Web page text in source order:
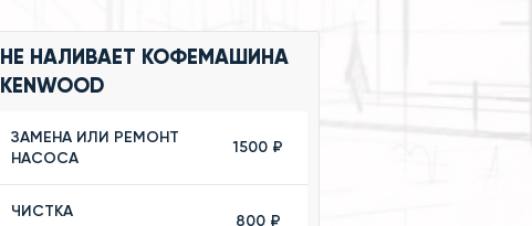
НЕ НАЛИВАЕТ КОФЕМАШИНА
KENWOOD
ЗАМЕНА ИЛИ РЕМОНТ
НАСОСА
1500 ₽
ЧИСТКА
800 ₽